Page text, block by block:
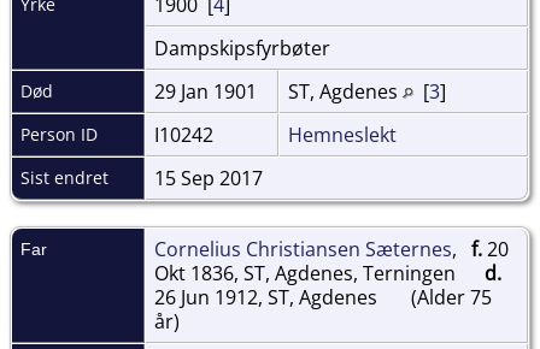
Dampskipsfyrbøter
Død 29 Jan 1901 ST, Agdenes [3]
Person ID I10242 Hemneslekt
Sist endret 15 Sep 2017
Far Cornelius Christiansen Sæternes, f.20
Okt 1836, ST, Agdenes, Terningen
d.
26 Jun 1912, ST, Agdenes
(Alder 75
år)